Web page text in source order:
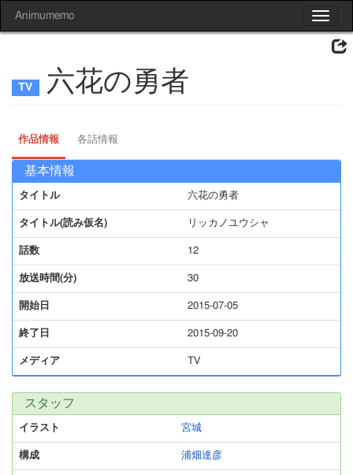
Toggle
Animumemo
六花の勇者
作品情報 各話情報
基本情報
タイトル 六花の勇者
タイトル(読み仮名) リッカノユウシャ
話数 12
放送時間(分) 30
開始日 2015-07-05
終了日 2015-09-20
メディア TV
スタッフ
イラスト 宮城
構成 浦畑達彦